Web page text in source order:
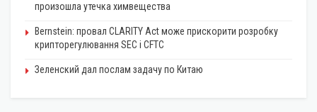
произошла утечка химвещества
Bernstein: провал CLARITY Act може прискорити розробку
крипторегулювання SEC і CFTC
Зеленский дал послам задачу по Китаю